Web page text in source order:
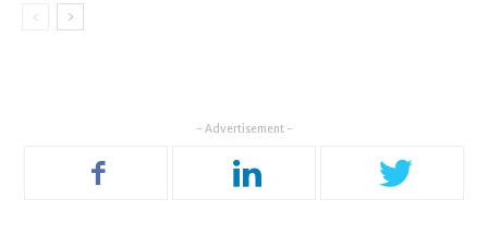
- Advertisement -